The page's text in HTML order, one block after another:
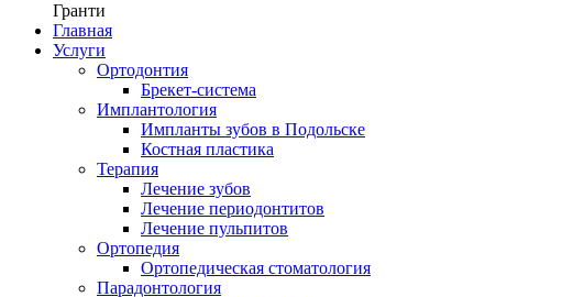
Гранти
Главная
Услуги
Ортодонтия
Брекет-система
Имплантология
Импланты зубов в Подольске
Костная пластика
Терапия
Лечение зубов
Лечение периодонтитов
Лечение пульпитов
Ортопедия
Ортопедическая стоматология
Парадонтология